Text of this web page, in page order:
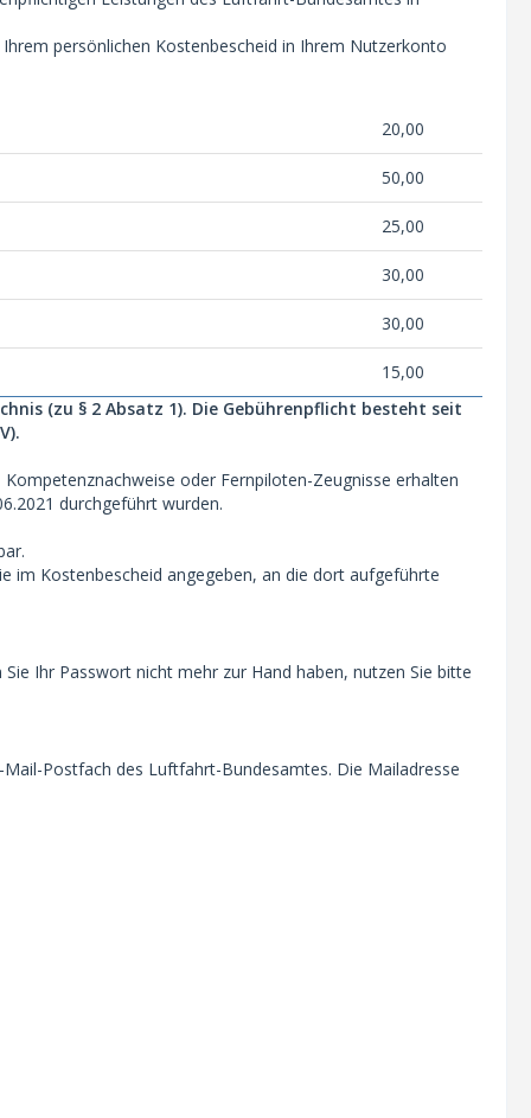
persönlichen Kostenbescheid in Ihrem Nutzerkonto
20,00
50,00
25,00
30,00
30,00
15,00
(zu § 2 Absatz 1). Die Gebührenpflicht besteht seit
oder Fernpiloten-Zeugnisse erhalten
durchgeführt wurden.
im Kostenbescheid angegeben, an die dort aufgeführte
Ihr Passwort nicht mehr zur Hand haben, nutzen Sie bitte
Postfach des Luftfahrt-Bundesamtes. Die Mailadresse